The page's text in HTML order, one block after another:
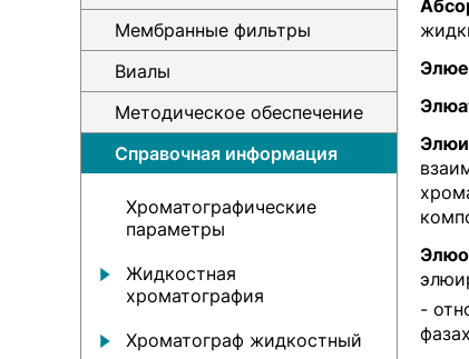
-
Мембранные фильтры
Виалы
Методическое обеспечение
Справочная информация
Хроматографические
параметры
Жидкостная
хроматография
Хроматограф жидкостный